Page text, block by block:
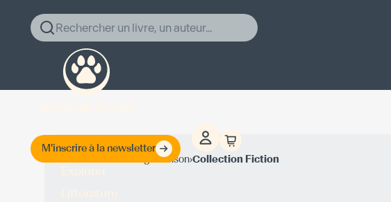
Rechercher un livre, un auteur...
M'inscrire à la newsletter
Craig Johnson›Collection Fiction